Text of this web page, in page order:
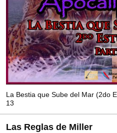
La Bestia que Sube del Mar (2do
13
Las Reglas de Miller